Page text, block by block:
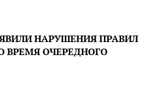
НАРУШЕНИЯ ПРАВИЛ
ВРЕМЯ ОЧЕРЕДНОГО